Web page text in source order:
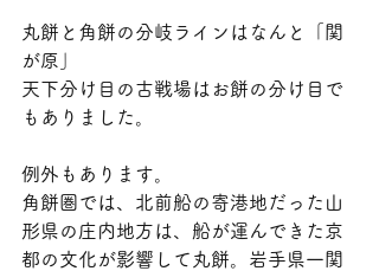
丸餅と角餅の分岐ラインはなんと「関
が原」
天下分け目の古戦場はお餅の分け目で
もありました。
例外もあります。
角餅圏では、北前船の寄港地だった山
形県の庄内地方は、船が運んできた京
都の文化が影響して丸餅。岩手県一関